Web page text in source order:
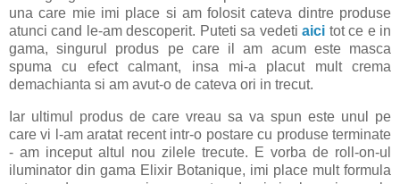
una care mie imi place si am folosit cateva dintre produse
atunci cand le-am descoperit. Puteti sa vedetiaici tot ce e in
gama, singurul produs pe care il am acum este masca
spuma cu efect calmant, insa mi-a placut mult crema
demachianta si am avut-o de cateva ori in trecut.
Iar ultimul produs de care vreau sa va spun este unul pe
care vi l-am aratat recent intr-o postare cu produse terminate
- am inceput altul nou zilele trecute. E vorba de roll-on-ul
iluminator din gama Elixir Botanique, imi place mult formula